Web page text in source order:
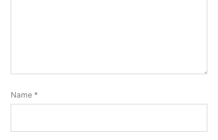
Name *